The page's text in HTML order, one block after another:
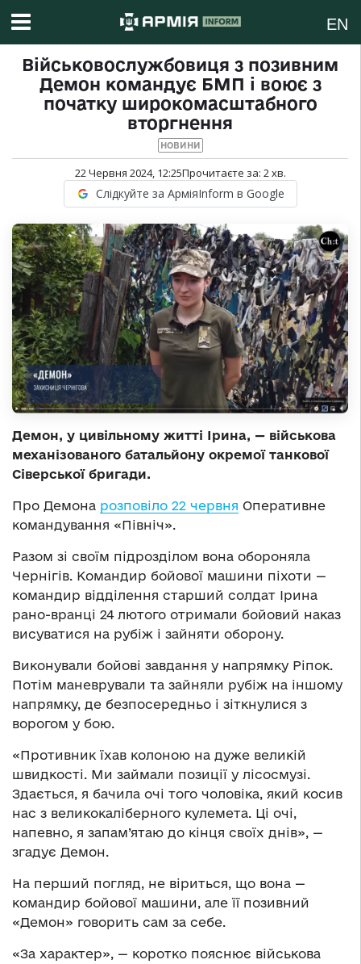
EN
Військовослужбовиця з позивним
Демон командує БМП і воює з
початку широкомасштабного
вторгнення
НОВИНИ
22 Червня 2024, 12:25Прочитаєте за: 2хв.
Слідкуйте за АрміяInform в Google
Демон, у цивільному житті Ірина, — військова
механізованого батальйону окремої танкової
Сіверської бригади.
Про Демона розповіло 22 червня Оперативне
командування «Північ».
Разом зі своїм підрозділом вона обороняла
Чернігів. Командир бойової машини піхоти —
командир відділення старший солдат Ірина
рано-вранці 24 лютого отримали бойовий наказ
висуватися на рубіж і зайняти оборону.
Виконували бойові завдання у напрямку Ріпок.
Потім маневрували та зайняли рубіж на іншому
напрямку, де безпосередньо і зіткнулися з
ворогом у бою.
«Противник їхав колоною на дуже великій
швидкості. Ми займали позиції у лісосмузі.
Здається, я бачила очі того чоловіка, який косив
нас з великокаліберного кулемета. Ці очі,
напевно, я запам’ятаю до кінця своїх днів», —
згадує Демон.
На перший погляд, не віриться, що вона —
командир бойової машини, але її позивний
«Демон» говорить сам за себе.
«За характер», — коротко пояснює військова